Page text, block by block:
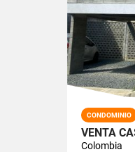
CONDOMINIO
Colombia